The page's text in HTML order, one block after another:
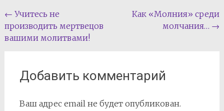
Навигация
по
← Учитесь не
производить мертвецов
вашими молитвами!
Как «Молния» среди
молчания… →
Добавить комментарий
Ваш адрес email не будет опубликован.